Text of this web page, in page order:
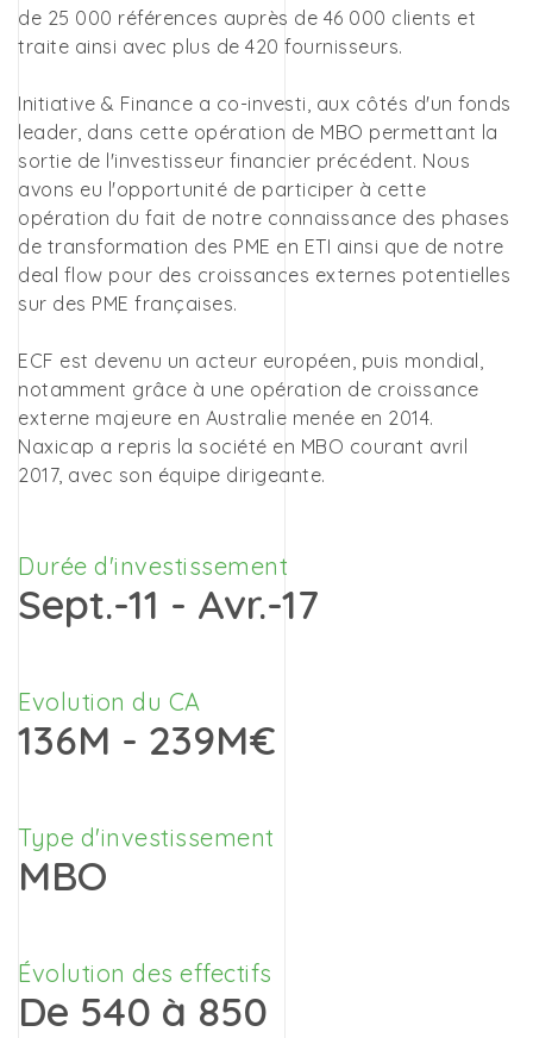
de 25 000 références auprès de 46 000 clients et
traite ainsi avec plus de 420 fournisseurs.
Initiative & Finance a co-investi, aux côtés d'un fonds
leader, dans cette opération de MBO permettant la
sortie de l'investisseur financier précédent. Nous
avons eu l'opportunité de participer à cette
opération du fait de notre connaissance des phases
de transformation des PME en ETI ainsi que de notre
deal flow pour des croissances externes potentielles
sur des PME françaises.
ECF est devenu un acteur européen, puis mondial,
notamment grâce à une opération de croissance
externe majeure en Australie menée en 2014.
Naxicap a repris la société en MBO courant avril
2017, avec son équipe dirigeante.
Durée d'investissement
Sept.-11 - Avr.-17
Evolution du CA
136M - 239M€
Type d'investissement
MBO
Évolution des effectifs
De 540 à 850